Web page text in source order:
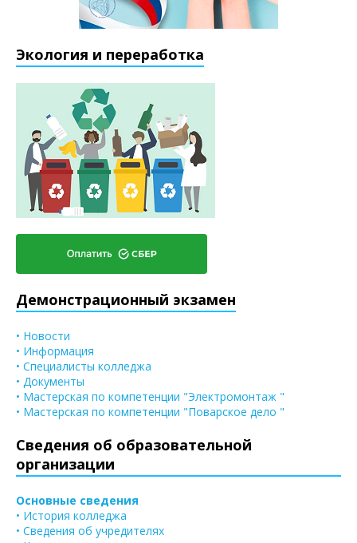
Экология и переработка
Демонстрационный экзамен
• Новости
• Информация
• Специалисты колледжа
• Документы
• Мастерская по компетенции "Электромонтаж "
• Мастерская по компетенции "Поварское дело "
Сведения об образовательной
организации
Основные сведения
• История колледжа
• Сведения об учредителях